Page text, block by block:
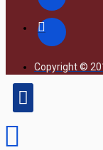
Copyright ©